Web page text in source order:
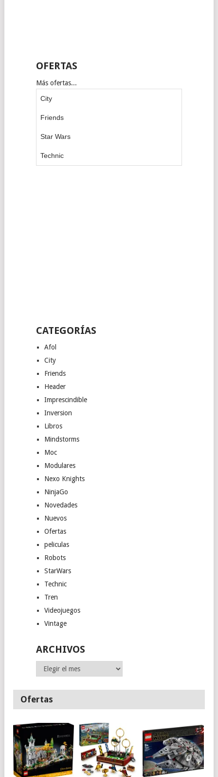
OFERTAS
Más ofertas...
City
Friends
Star Wars
Technic
CATEGORÍAS
Afol
City
Friends
Header
Imprescindible
Inversion
Libros
Mindstorms
Moc
Modulares
Nexo Knights
NinjaGo
Novedades
Nuevos
Ofertas
peliculas
Robots
StarWars
Technic
Tren
Videojuegos
Vintage
ARCHIVOS
Archivos
Ofertas